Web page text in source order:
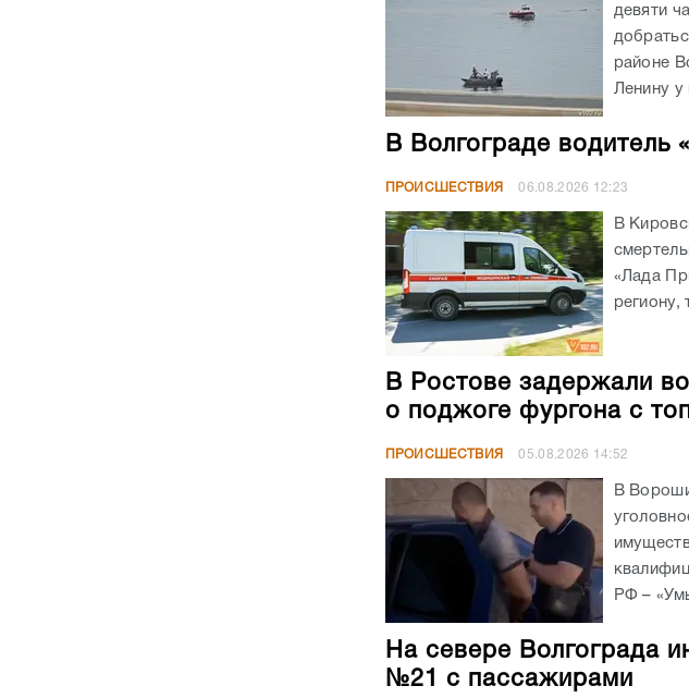
девяти
районе
Ленину у
В Волгограде водитель
ПРОИСШЕСТВИЯ 06.08.2026 12:23
В
«Лада
региону,
В Ростове задержали
о поджоге фургона с
ПРОИСШЕСТВИЯ 05.08.2026 14:52
В
РФ –
На севере Волгограда
№21 с пассажирами